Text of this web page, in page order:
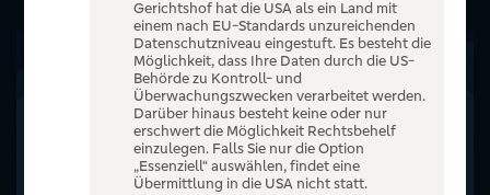
Gerichtshof hat die USA als ein Land mit
einem nach EU-Standards unzureichenden
Datenschutzniveau eingestuft. Es besteht die
Möglichkeit, dass Ihre Daten durch die US-
Behörde zu Kontroll- und
Überwachungszwecken verarbeitet werden.
Darüber hinaus besteht keine oder nur
erschwert die Möglichkeit Rechtsbehelf
einzulegen. Falls Sie nur die Option
„Essenziell“ auswählen, findet eine
Übermittlung in die USA nicht statt.